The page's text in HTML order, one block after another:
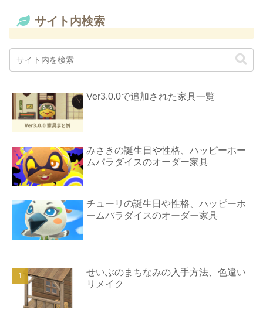
サイト内検索
Ver3.0.0で追加された家具一覧
みさきの誕生日や性格、ハッピーホー
ムパラダイスのオーダー家具
チューリの誕生日や性格、ハッピーホ
ームパラダイスのオーダー家具
せいぶのまちなみの入手方法、色違い
リメイク